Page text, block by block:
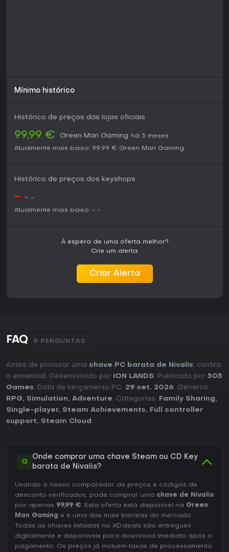
Mínimo histórico
Histórico de preços das lojas oficiais
99,99 € Green Man Gaming
há 5 meses
Atualmente mais baixo: 99,99 € Green Man Gaming
Histórico de preços dos keyshops
- - -
Atualmente mais baixo: - -
À espera de uma oferta melhor?
Crie um alerta.
Criar Alerta
FAQ 8 PERGUNTAS
Antes de procurar uma chave PC barata de Nivalis, confira
o essencial. Desenvolvido por
ION LANDS. Publicado por 505
Games. Data de lançamento PC: 29 set. 2026. Géneros:
RPG, Simulation, Adventure. Categorias: Family Sharing,
Single-player, Steam Achievements,
Full controller
support, Steam Cloud .
Q
Onde comprar uma chave Steam ou CD Key
barata de Nivalis?
Usando o nosso comparador de preços e códigos de
desconto verificados, pode comprar uma chave de Nivalis
por apenas 99,99 €. Esta oferta está disponível na Green
Man Gaming
e é uma das mais baratas do mercado.
Todas as chaves listadas no XD.deals são entregues
digitalmente e disponíveis para download imediato após o
pagamento. Os preços já incluem taxas de processamento